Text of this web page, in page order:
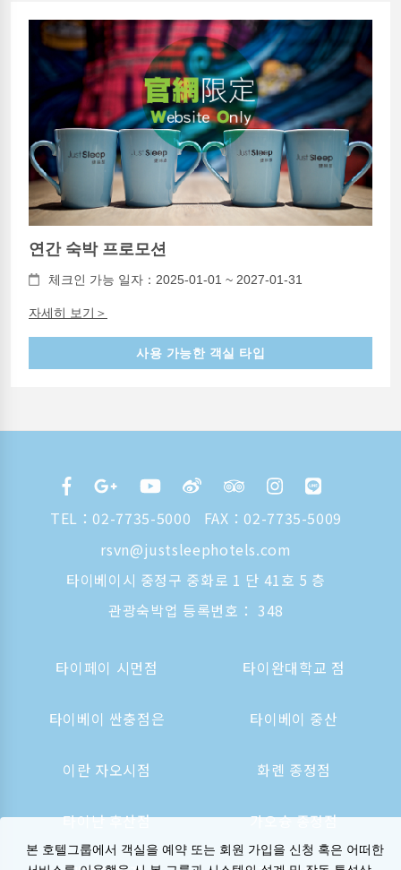
연간 숙박 프로모션
체크인 가능 일자：2025-01-01 ~ 2027-01-31
자세히 보기＞
사용 가능한 객실 타입
TEL： 02-7735-5000
FAX：02-7735-5009
rsvn@justsleephotels.com
타이베이시 중정구 중화로 1 단 41호 5 층
관광숙박업 등록번호： 348
타이페이 시먼점 타이완대학교 점
타이베이 싼충점은 타이베이 중산
이란 자오시점 화롄 종정점
타이난 후산점 가오슝 종정점
본 호텔그룹에서 객실을 예약 또는 회원 가입을 신청 혹은 어떠한